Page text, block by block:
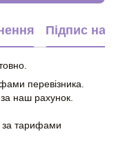
Підпис на
перевізника.
наш рахунок.
за тарифами